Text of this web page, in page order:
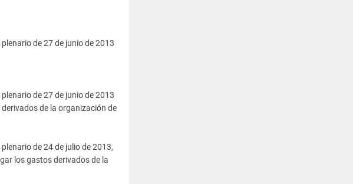
de 27 de junio de 2013
de 27 de junio de 2013
derivados de la organización de
de 24 de julio de 2013,
los gastos derivados de la